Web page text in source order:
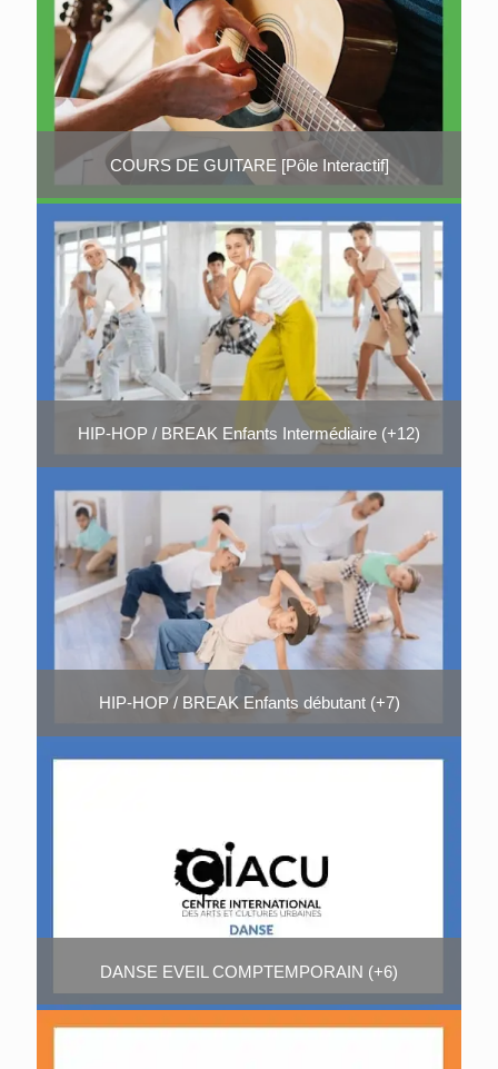
COURS DE GUITARE [Pôle Interactif]
HIP-HOP / BREAK Enfants Intermédiaire (+12)
HIP-HOP / BREAK Enfants débutant (+7)
DANSE EVEIL COMPTEMPORAIN (+6)